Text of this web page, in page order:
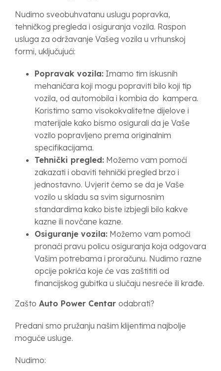
Nudimo sveobuhvatanu uslugu popravka,
tehničkog pregleda i osiguranja vozila. Raspon
usluga za održavanje Vašeg vozila u vrhunskoj
formi, uključujući:
Popravak vozila: Imamo tim iskusnih
mehaničara koji mogu popraviti bilo koji tip
vozila, od automobila i kombia do kampera.
Koristimo samo visokokvalitetne dijelove i
materijale kako bismo osigurali da je Vaše
vozilo popravljeno prema originalnim
specifikacijama.
Tehnički pregled: Možemo vam pomoći
zakazati i obaviti tehnički pregled brzo i
jednostavno. Uvjerit ćemo se da je Vaše
vozilo u skladu sa svim sigurnosnim
standardima kako biste izbjegli bilo kakve
kazne ili novčane kazne.
Osiguranje vozila: Možemo vam pomoći
pronaći pravu policu osiguranja koja odgovara
Vašim potrebama i proračunu. Nudimo razne
opcije pokrića koje će vas zaštititi od
financijskog gubitka u slučaju nesreće ili krađe.
Zašto Auto Power Centar odabrati?
Predani smo pružanju našim klijentima najbolje
moguće usluge.
Nudimo: